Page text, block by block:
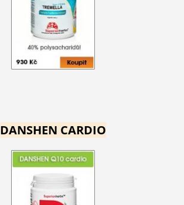
DANSHEN CARDIO